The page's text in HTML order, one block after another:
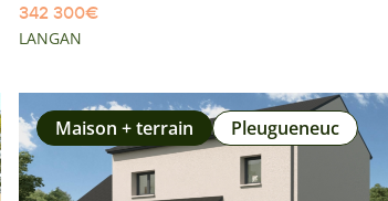
342 300€
LANGAN
Maison + terrain Pleugueneuc